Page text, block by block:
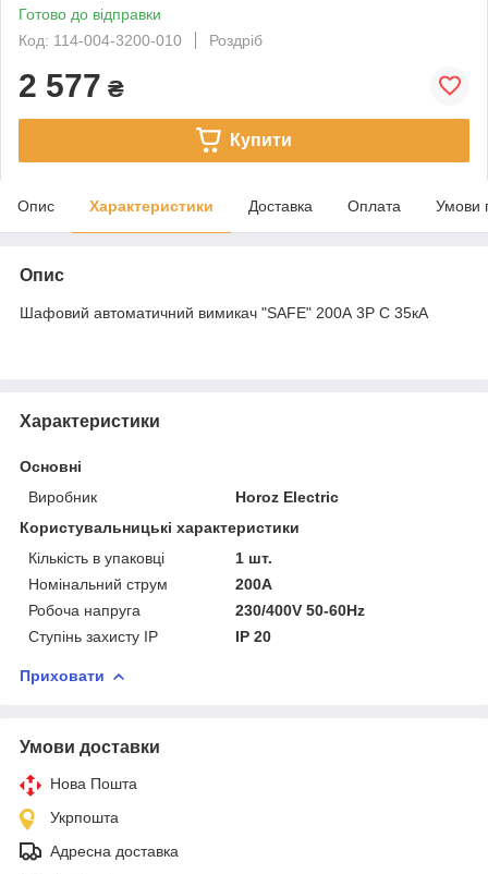
Готово до відправки
Код: 114-004-3200-010
Роздріб
2 577 ₴
Купити
Опис Характеристики Доставка Оплата Умови
Опис
Шафовий автоматичний вимикач "SAFE" 200А 3P С 35кА
Характеристики
Основні
Виробник
Horoz Electric
Користувальницькі характеристики
Кількість в упаковці
1 шт.
Номінальний струм
200A
Робоча напруга
230/400V 50-60Hz
Ступінь захисту IP
ІР 20
Приховати
Умови доставки
Нова Пошта
Укрпошта
Адресна доставка